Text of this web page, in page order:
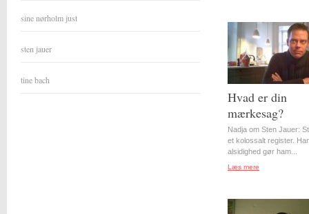
sine nørholm just
sten jauer
tine bach
Hvad er din
mærkesag?
Nadja om Sten Jauer:
et kolossalt register.
alsidighed gør ham...
Læs mere